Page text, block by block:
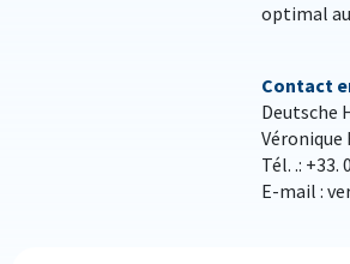
optimal
Contact
Deutsche
Véronique
Tél. .: +33.
E-mail :